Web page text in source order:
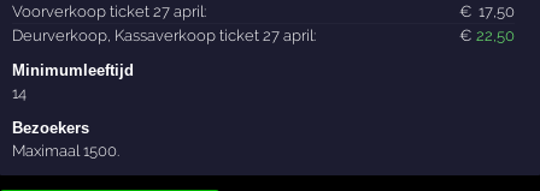
Voorverkoop ticket 27 april:
€ 17 ,50
Deurverkoop, Kassaverkoop ticket 27 april:
€ 22 ,50
Minimumleeftijd
14
Bezoekers
Maximaal 1500.